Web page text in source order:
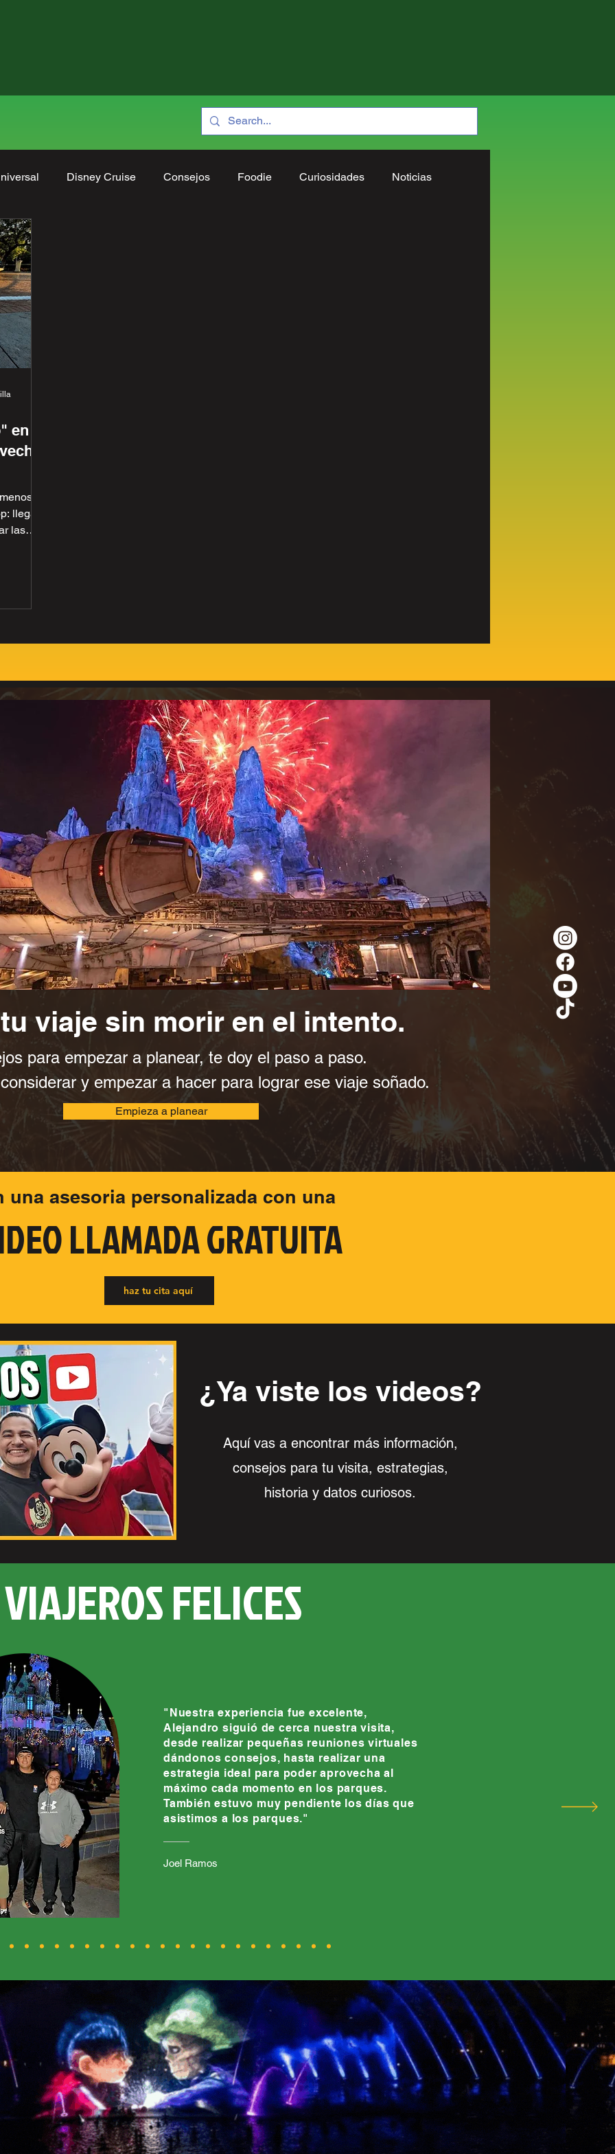
Disney Cruise Consejos Foodie Curiosidades Noticias
en
llegar
las
viaje sin morir en el intento.
para empezar a planear, te doy el paso a paso.
y empezar a hacer para lograr ese viaje soñado.​
Empieza a planear
una asesoria personalizada con una
LLAMADA GRATUITA
haz tu cita aquí
¿Ya viste los videos?
Aquí vas a encontrar más información,
consejos para tu visita, estrategias,
historia y datos curiosos.
VIAJEROS FELICES
"Nuestra experiencia fue excelente,
Alejandro siguió de cerca nuestra visita,
desde realizar pequeñas reuniones virtuales
dándonos consejos, hasta realizar una
estrategia ideal para poder aprovecha al
máximo cada momento en los parques.
También estuvo muy pendiente los días que
asistimos a los parques."
Joel Ramos